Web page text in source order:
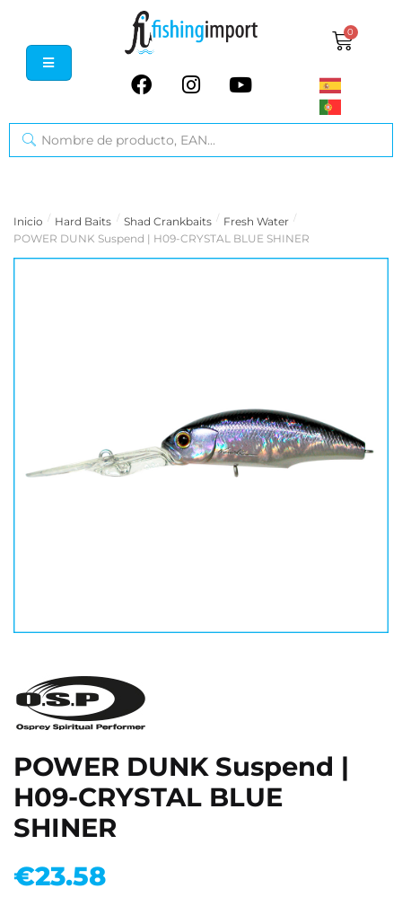
0
Inicio / Hard Baits / Shad Crankbaits / Fresh Water /
POWER DUNK Suspend | H09-CRYSTAL BLUE SHINER
POWER DUNK Suspend |
H09-CRYSTAL BLUE
SHINER
€23.58